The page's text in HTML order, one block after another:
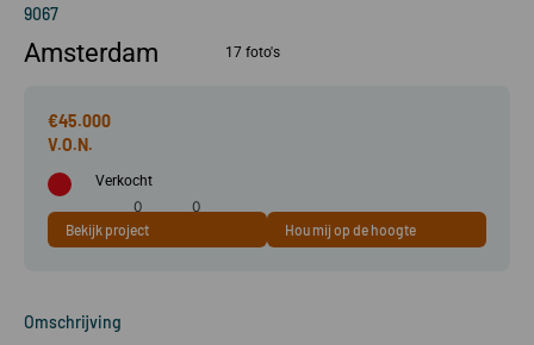
9067
Amsterdam 17 foto's
€45.000
Verkocht
0 m²
0
kamer(s)
0
Bekijk project Hou mij op de hoogte
Omschrijving